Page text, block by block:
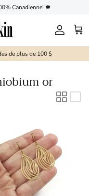
Canadienne! 🍁
Compte
de plus de 100 $
or